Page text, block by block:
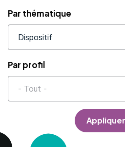
Par thématique
Par profil
Appliquer